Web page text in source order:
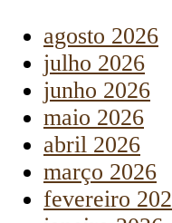
agosto 2026
julho 2026
junho 2026
maio 2026
abril 2026
março 2026
fevereiro